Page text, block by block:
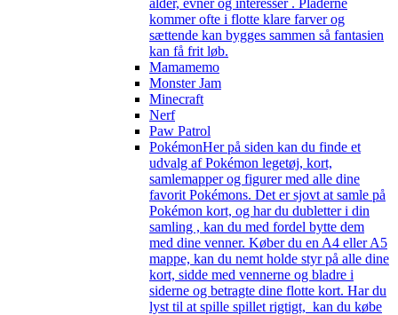
kommer ofte i flotte klare farver og
sættende kan bygges sammen så fantasien
kan få frit løb.
Mamamemo
Monster Jam
Minecraft
Nerf
Paw Patrol
PokémonHer på siden kan du finde et
udvalg af Pokémon legetøj, kort,
samlemapper og figurer med alle dine
favorit Pokémons. Det er sjovt at samle på
Pokémon kort, og har du dubletter i din
samling , kan du med fordel bytte dem
med dine venner. Køber du en A4 eller A5
mappe, kan du nemt holde styr på alle dine
kort, sidde med vennerne og bladre i
siderne og betragte dine flotte kort. Har du
lyst til at spille spillet rigtigt, kan du købe